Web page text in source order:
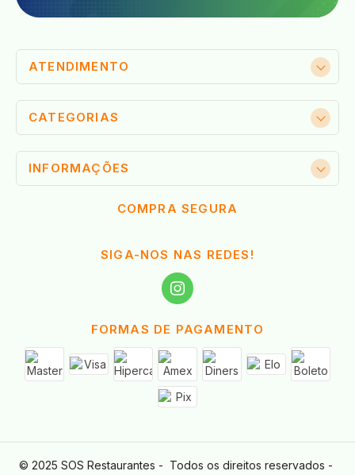
CATEGORIAS
INFORMAÇÕES
COMPRA SEGURA
ATENDIMENTO
SIGA-NOS NAS REDES!
FORMAS DE PAGAMENTO
© 2025 SOS Restaurantes -  Todos os direitos reservados -